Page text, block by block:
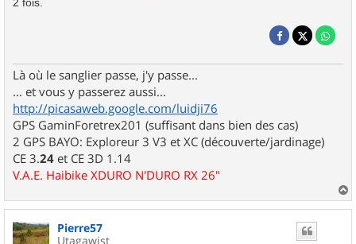
Là où le sanglier passe, j'y passe...
... et vous y passerez aussi...
http://picasaweb.google.com/luidji76
GPS GaminForetrex201 (suffisant dans bien des cas)
2 GPS BAYO: Exploreur 3 V3 et XC (découverte/jardinage)
CE 3.24 et CE 3D 1.14
V.A.E. Haibike XDURO N'DURO RX 26"
a
Pierre57
Utagawist